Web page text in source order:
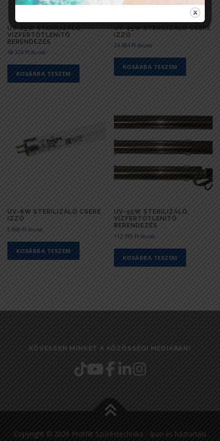
UV-25W STERILIZÁLÓ,
VÍZFERTŐTLENÍTŐ
BERENDEZÉS
68 326 Ft (Bruttó)
KOSÁRBA TESZEM
UV-25W STERILIZÁLÓ CSERE
IZZÓ
24 384 Ft (Bruttó)
KOSÁRBA TESZEM
UV-6W STERILIZÁLÓ CSERE
IZZÓ
5 969 Ft (Bruttó)
KOSÁRBA TESZEM
UV-55W STERILIZÁLÓ,
VÍZFERTŐTLENÍTŐ
BERENDEZÉS
112 395 Ft (Bruttó)
KOSÁRBA TESZEM
KÖVESSEN MINKET A KÖZÖSSÉGI MÉDIÁBAN!
Copyright © 2026 Protfilt Szűréstechnika - Ipari és háztartási